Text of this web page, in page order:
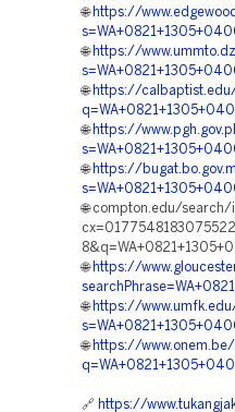
🌐 https://
🌐 https://
🌐 https://
🌐 https://
🌐 https://
🌐 compton.edu/search/
🌐 https://
🌐 https://
🌐 https://
🔗 https://